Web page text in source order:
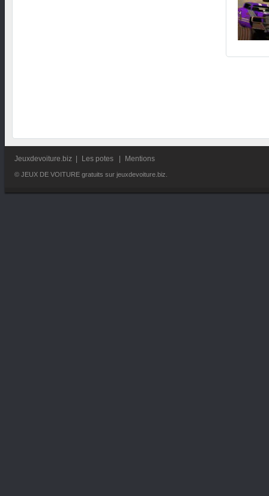
Jeuxdevoiture.biz Les potes Mentions
© JEUX DE VOITURE gratuits sur jeuxdevoiture.biz.